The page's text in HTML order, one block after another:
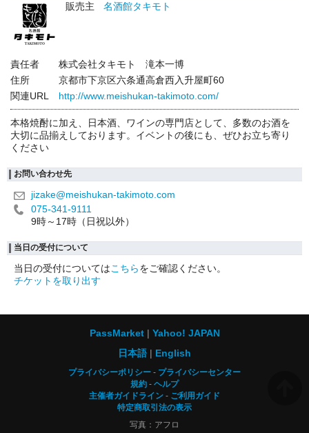
販売主
名酒館タキモト
責任者
株式会社タキモト 滝本一博
住所
京都市下京区六条通高倉西入升屋町60
関連URL
http://www.meishukan-takimoto.com/
本格焼酎に加え、日本酒、ワインの専門店として、多数のお酒を
大切に品揃えしております。イベントの後にも、ぜひお立ち寄り
ください
お問い合わせ先
jizake@meishukan-takimoto.com
075-341-9111
9時～17時（日祝以外）
当日の受付について
当日の受付についてはこちらをご確認ください。
チケットを取り出す
PassMarket
Yahoo! JAPAN
日本語
English
プライバシーポリシー
プライバシーセンター
規約
ヘルプ
主催者ガイドライン
ご利用ガイド
特定商取引法の表示
写真：アフロ